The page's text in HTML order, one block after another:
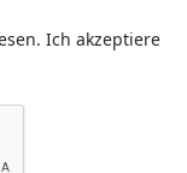
Ich akzeptiere